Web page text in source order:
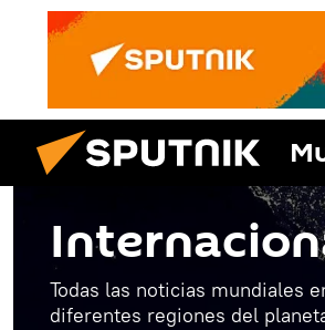
Todas las noticias mundiales
diferentes regiones del